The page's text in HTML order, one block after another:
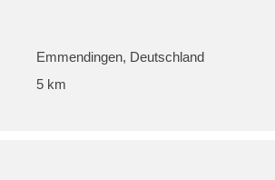
Emmendingen, Deutschland
5 km